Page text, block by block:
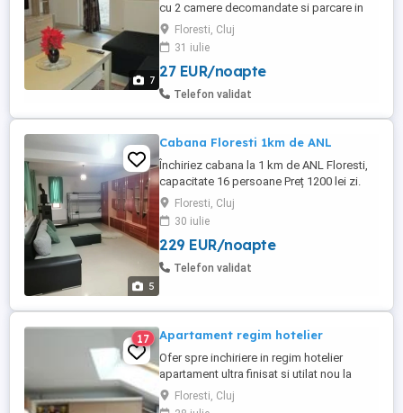
7
cu 2 camere decomandate si parcare in
Floresti Cluj la 10 min de Clinica Amethyst
cu acces la bloc din str Eroilor nr 13
(acces din parcarea Pepco & Carrefour
Market). Disponibil pentru Untold 2026.
Amplasarea apartamentului este conform
Floresti, Cluj
31 iulie
27 EUR/noapte
Telefon validat
5
Cabana Floresti 1km de ANL
Închiriez cabana la 1 km de ANL Floresti,
capacitate 16 persoane Preț 1200 lei zi.
Exclus Revelion. Are 4 bai, 2 bucatarii, 6
dormitoare, living f mare, 2 terase. Din 3
ianuarie se poate închiria ca locuință
pentru 2 familii separat. Pt. detalii sunati.
Floresti, Cluj
30 iulie
229 EUR/noapte
Telefon validat
17 Apartament regim hotelier
Ofer spre inchiriere in regim hotelier
apartament ultra finisat si utilat nou la
prima inchiriere in Floresti cu acces la
internet si cablu. Apartament cu doua
Floresti, Cluj